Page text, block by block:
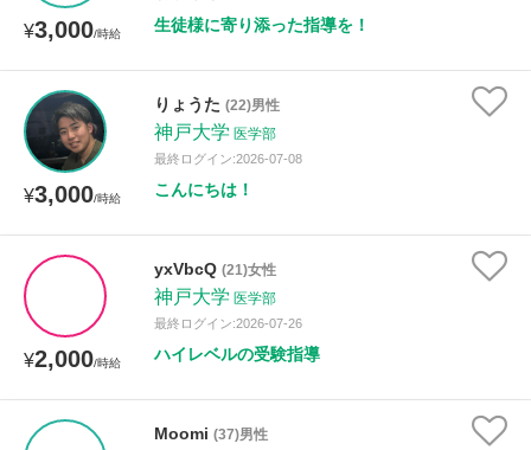
¥3,000/時給 生徒様に寄り添った指導を！
¥3,000/時給
りょうた (22)男性
神戸大学 医学部
最終ログイン:2026-07-08
こんにちは！
¥2,000/時給
yxVbcQ (21)女性
神戸大学 医学部
最終ログイン:2026-07-26
ハイレベルの受験指導
Moomi (37)男性